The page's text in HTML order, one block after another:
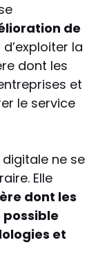
de
d’exploiter la
dont les
et
le service
ne se
Elle
dont les
et